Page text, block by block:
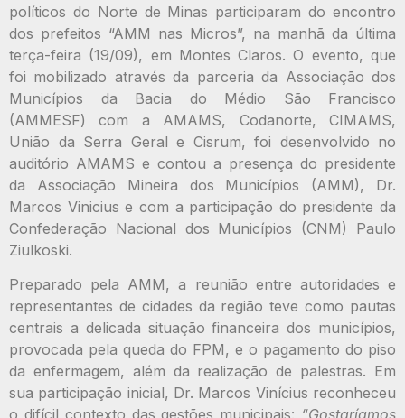
políticos do Norte de Minas participaram do encontro
dos prefeitos “AMM nas Micros”, na manhã da última
terça-feira (19/09), em Montes Claros. O evento, que
foi mobilizado através da parceria da Associação dos
Municípios da Bacia do Médio São Francisco
(AMMESF) com a AMAMS, Codanorte, CIMAMS,
União da Serra Geral e Cisrum, foi desenvolvido no
auditório AMAMS e contou a presença do presidente
da Associação Mineira dos Municípios (AMM), Dr.
Marcos Vinicius e com a participação do presidente da
Confederação Nacional dos Municípios (CNM) Paulo
Ziulkoski.
Preparado pela AMM, a reunião entre autoridades e
representantes de cidades da região teve como pautas
centrais a delicada situação financeira dos municípios,
provocada pela queda do FPM, e o pagamento do piso
da enfermagem, além da realização de palestras. Em
sua participação inicial, Dr. Marcos Vinícius reconheceu